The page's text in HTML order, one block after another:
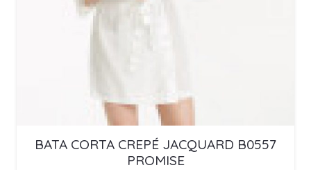
BATA CORTA CREPÉ JACQUARD B0557
PROMISE